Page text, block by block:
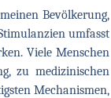
Bevölkerung,
umfasst
Viele Menschen
zu medizinischen
Mechanismen,